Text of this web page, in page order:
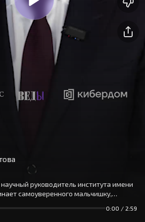
руководитель института имени
самоуверенного мальчишку,
что уж академиком-то он точно
«административных» предпосылок к
0:00 / 2:59
сайт,
условия